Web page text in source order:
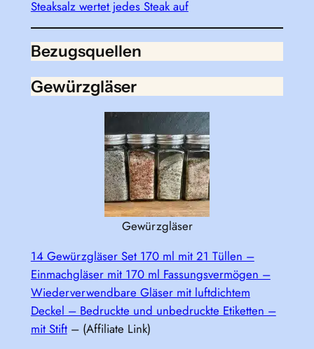
Steaksalz wertet jedes Steak auf
Bezugsquellen
Gewürzgläser
Gewürzgläser
14 Gewürzgläser Set 170 ml mit 21 Tüllen –
Einmachgläser mit 170 ml Fassungsvermögen –
Wiederverwendbare Gläser mit luftdichtem
Deckel – Bedruckte und unbedruckte Etiketten –
mit Stift– (Affiliate Link)